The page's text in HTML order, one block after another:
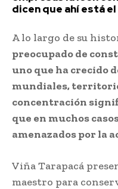
dicen que ahí está
A lo largo de su
preocupado de
uno que ha crecido
mundiales,
concentración
que en muchos
amenazados por la
Viña Tarapacá
maestro para